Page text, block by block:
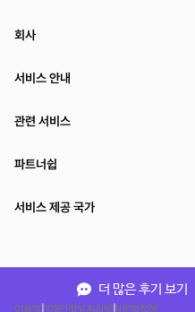
더 많은 후기 보기
회사
서비스 안내
관련 서비스
파트너쉽
서비스 제공 국가
이용약관개인정보처리방침운영정책